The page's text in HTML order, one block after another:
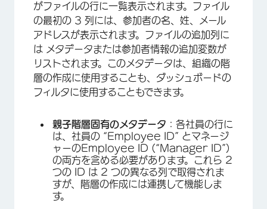
×
がファイルの行に一覧表示されます。ファイル
の最初の 3 列には、参加者の名、姓、メール
アドレスが表示されます。ファイルの追加列に
は メタデータまたは参加者情報の追加変数が
リストされます。このメタデータは、組織の階
層の作成に使用することも、ダッシュボードの
フィルタに使用することもできます。
親子階層固有のメタデータ ：各社員の行に
は、社員の “Employee ID” とマネージ
ャーのEmployee ID (“Manager ID”)
の両方を含める必要があります。これら 2
つの ID は 2 つの異なる列で取得されま
すが、階層の作成には連携して機能しま
す。